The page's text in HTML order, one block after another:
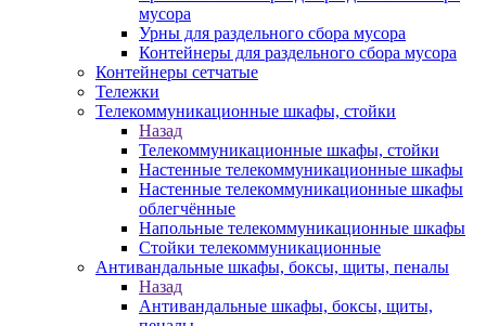
мусора
Урны для раздельного сбора мусора
Контейнеры для раздельного сбора мусора
Контейнеры сетчатые
Тележки
Телекоммуникационные шкафы, стойки
Назад
Телекоммуникационные шкафы, стойки
Настенные телекоммуникационные шкафы
Настенные телекоммуникационные шкафы
облегчённые
Напольные телекоммуникационные шкафы
Стойки телекоммуникационные
Антивандальные шкафы, боксы, щиты, пеналы
Назад
Антивандальные шкафы, боксы, щиты,